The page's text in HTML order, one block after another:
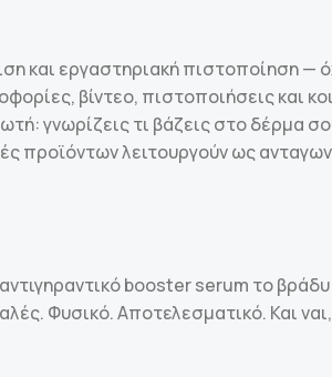
και εργαστηριακή πιστοποίηση —
βίντεο, πιστοποιήσεις και
γνωρίζεις τι βάζεις στο δέρμα
λειτουργούν ως
booster serum το
Φυσικό. Αποτελεσματικό. Και